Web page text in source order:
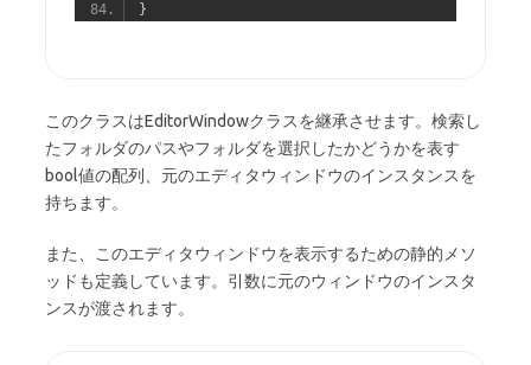
}
このクラスはEditorWindowクラスを継承させます。検索し
たフォルダのパスやフォルダを選択したかどうかを表す
bool値の配列、元のエディタウィンドウのインスタンスを
持ちます。
また、このエディタウィンドウを表示するための静的メソ
ッドも定義しています。引数に元のウィンドウのインスタ
ンスが渡されます。